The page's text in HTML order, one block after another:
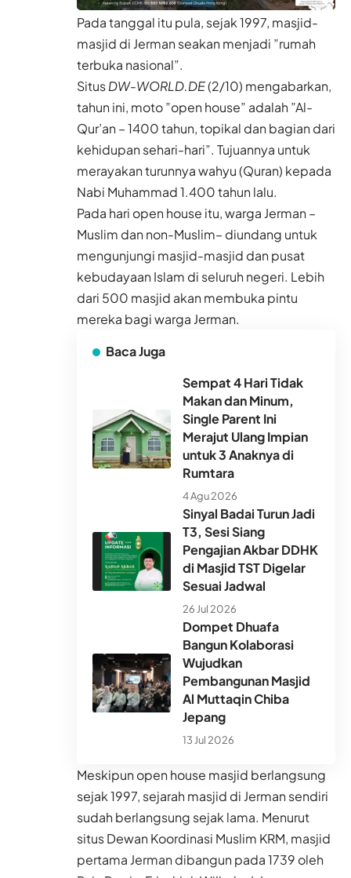
Pada tanggal itu pula, sejak 1997, masjid-
masjid di Jerman seakan menjadi ”rumah
terbuka nasional”.
SitusDW-WORLD.DE(2/10) mengabarkan,
tahun ini, moto ”open house” adalah ”Al-
Qur’an – 1400 tahun, topikal dan bagian dari
kehidupan sehari-hari”. Tujuannya untuk
merayakan turunnya wahyu (Quran) kepada
Nabi Muhammad 1.400 tahun lalu.
Pada hari open house itu, warga Jerman –
Muslim dan non-Muslim– diundang untuk
mengunjungi masjid-masjid dan pusat
kebudayaan Islam di seluruh negeri. Lebih
dari 500 masjid akan membuka pintu
mereka bagi warga Jerman.
Baca Juga
Sempat 4 Hari Tidak
Makan dan Minum,
Single Parent Ini
Merajut Ulang Impian
untuk 3 Anaknya di
Rumtara
4 Agu 2026
Sinyal Badai Turun Jadi
T3, Sesi Siang
Pengajian Akbar DDHK
di Masjid TST Digelar
Sesuai Jadwal
26 Jul 2026
Dompet Dhuafa
Bangun Kolaborasi
Wujudkan
Pembangunan Masjid
Al Muttaqin Chiba
Jepang
13 Jul 2026
Meskipun open house masjid berlangsung
sejak 1997, sejarah masjid di Jerman sendiri
sudah berlangsung sejak lama. Menurut
situs Dewan Koordinasi Muslim KRM, masjid
pertama Jerman dibangun pada 1739 oleh